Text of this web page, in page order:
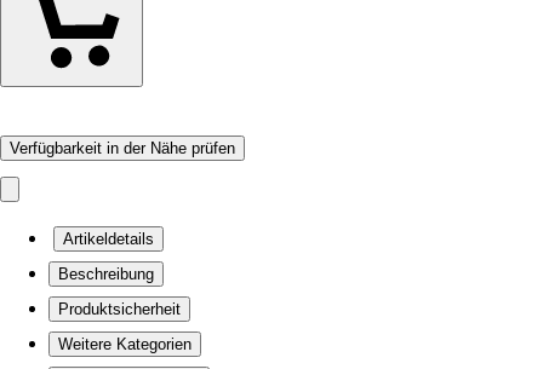
Verfügbarkeit in der Nähe prüfen
Artikeldetails
Beschreibung
Produktsicherheit
Weitere Kategorien